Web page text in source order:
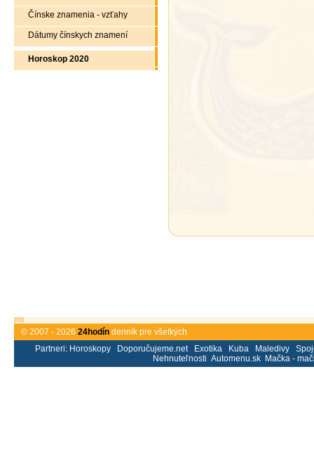
Čínske znamenia - vzťahy
Dátumy čínskych znamení
Horoskop 2020
© 2007 - 2026 24hodín denník pre všetkých
Partneri: Horoskopy Doporučujeme.net Exotika Kuba Maledivy
Nehnuteľnosti Automenu.sk Mačka -